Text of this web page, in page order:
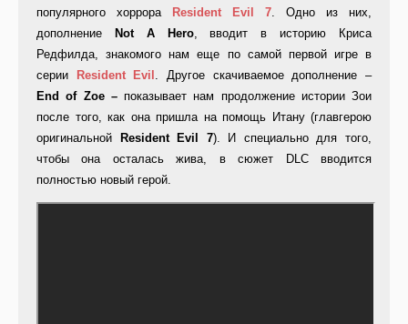
популярного хоррора
Resident Evil 7. Одно из них,
дополнение
Not A Hero, вводит в историю Криса
Редфилда, знакомого нам еще по самой первой игре в
серии
Resident Evil . Другое скачиваемое дополнение –
Endof Zoe – показывает нам продолжение истории Зои
после того, как она пришла на помощь Итану (главгерою
оригинальной
Resident Evil 7). И специально для того,
чтобы она осталась жива, в сюжет DLC вводится
полностью новый герой.